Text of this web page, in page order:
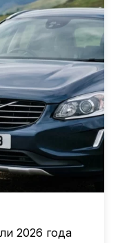
2026 года